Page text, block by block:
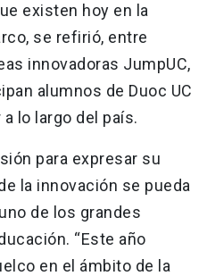
existen hoy en la
se refirió, entre
innovadoras JumpUC,
alumnos de Duoc UC
lo largo del país.
para expresar su
la innovación se pueda
de los grandes
“Este año
en el ámbito de la